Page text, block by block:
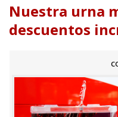
Nuestra urna
descuentos